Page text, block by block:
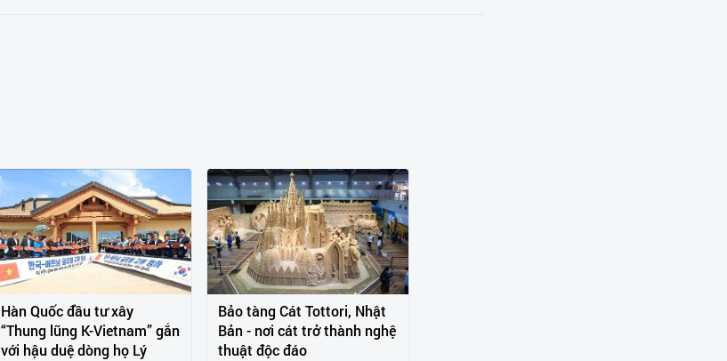
Hàn Quốc đầu tư xây
“Thung lũng K-Vietnam” gắn
với hậu duệ dòng họ Lý
Bảo tàng Cát Tottori, Nhật
Bản - nơi cát trở thành nghệ
thuật độc đáo